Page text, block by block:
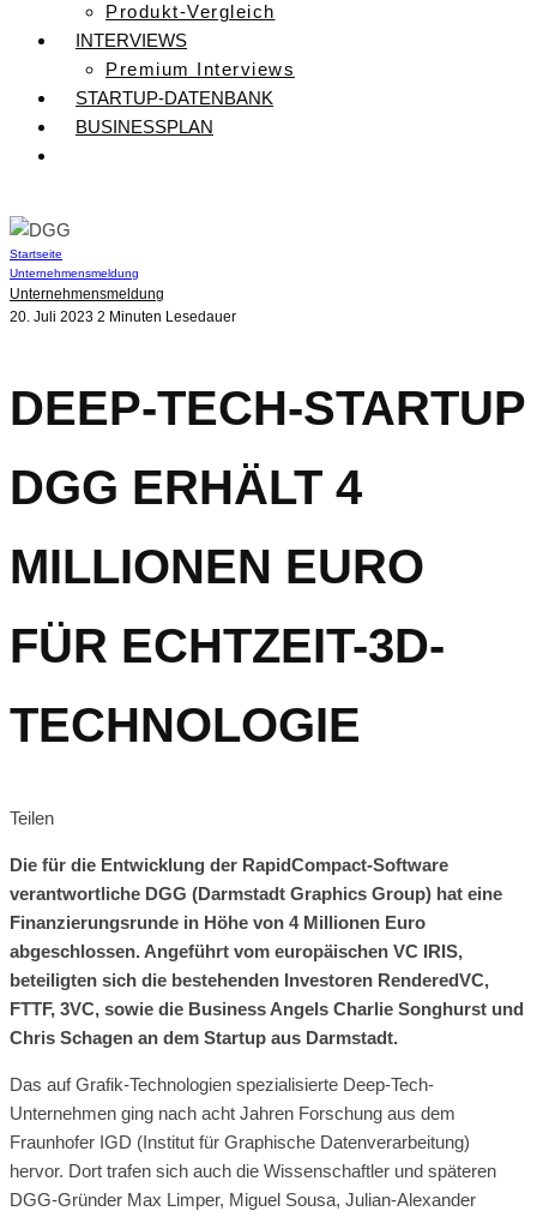
Produkt-Vergleich
INTERVIEWS
Premium Interviews
STARTUP-DATENBANK
BUSINESSPLAN
Startseite
Unternehmensmeldung
Unternehmensmeldung
20. Juli 2023 2 Minuten Lesedauer
DEEP-TECH-STARTUP
DGG ERHÄLT 4
MILLIONEN EURO
FÜR ECHTZEIT-3D-
TECHNOLOGIE
Teilen
Die für die Entwicklung der RapidCompact-Software
verantwortliche DGG (Darmstadt Graphics Group) hat eine
Finanzierungsrunde in Höhe von 4 Millionen Euro
abgeschlossen. Angeführt vom europäischen VC IRIS,
beteiligten sich die bestehenden Investoren RenderedVC,
FTTF, 3VC, sowie die Business Angels Charlie Songhurst und
Chris Schagen an dem Startup aus Darmstadt.
Das auf Grafik-Technologien spezialisierte Deep-Tech-
Unternehmen ging nach acht Jahren Forschung aus dem
Fraunhofer IGD (Institut für Graphische Datenverarbeitung)
hervor. Dort trafen sich auch die Wissenschaftler und späteren
DGG-Gründer Max Limper, Miguel Sousa, Julian-Alexander